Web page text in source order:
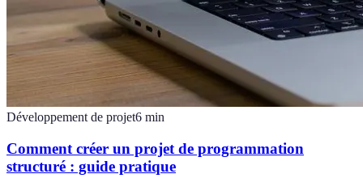
Développement de projet6 min
Comment créer un projet de programmation
structuré : guide pratique